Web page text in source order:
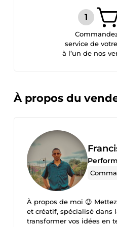
service de
à l’un de nos
À propos du
À propos de moi 😉
et créatif, spécialisé dans
transformer vos idées en